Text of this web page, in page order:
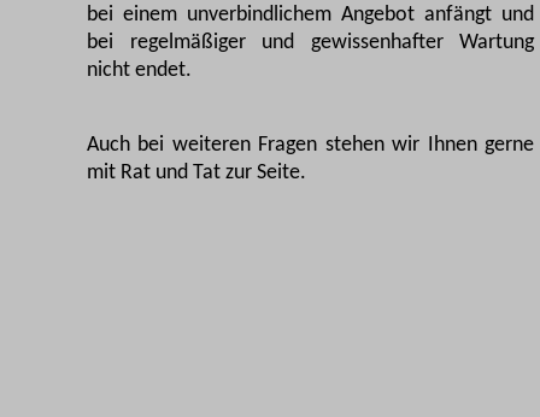
bei einem unverbindlichem Angebot anfängt und
bei regelmäßiger und gewissenhafter Wartung
nicht endet.
Auch bei weiteren Fragen stehen wir Ihnen gerne
mit Rat und Tat zur Seite.